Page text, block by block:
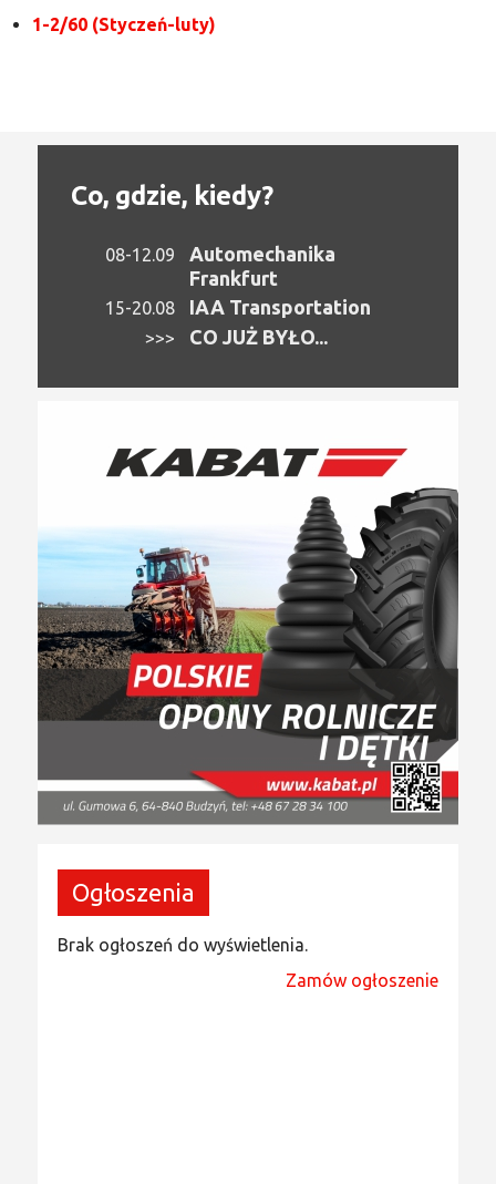
1-2/60 (Styczeń-luty)
Co, gdzie, kiedy?
08-12.09
Automechanika
Frankfurt
15-20.08 IAA Transportation
>>> CO JUŻ BYŁO...
Ogłoszenia
Brak ogłoszeń do wyświetlenia.
Zamów ogłoszenie